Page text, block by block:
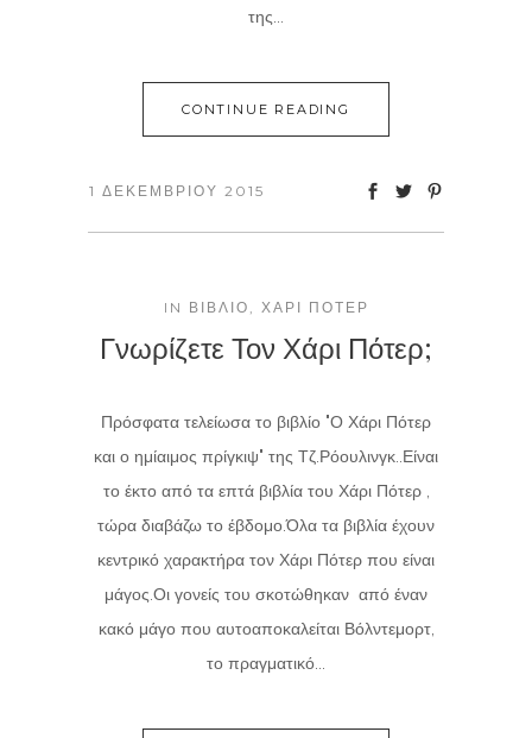
της...
CONTINUE READING
1 ΔΕΚΕΜΒΡΊΟΥ 2015
IN ΒΙΒΛΊΟ , ΧΆΡΙ ΠΌΤΕΡ
Γνωρίζετε Τον Χάρι Πότερ;
Πρόσφατα τελείωσα το βιβλίο "Ο Χάρι Πότερ
και ο ημίαιμος πρίγκιψ" της Τζ.Ρόουλινγκ..Είναι
το έκτο από τα επτά βιβλία του Χάρι Πότερ ,
τώρα διαβάζω το έβδομο.Όλα τα βιβλία έχουν
κεντρικό χαρακτήρα τον Χάρι Πότερ που είναι
μάγος.Οι γονείς του σκοτώθηκαν από έναν
κακό μάγο που αυτοαποκαλείται Βόλντεμορτ,
το πραγματικό...